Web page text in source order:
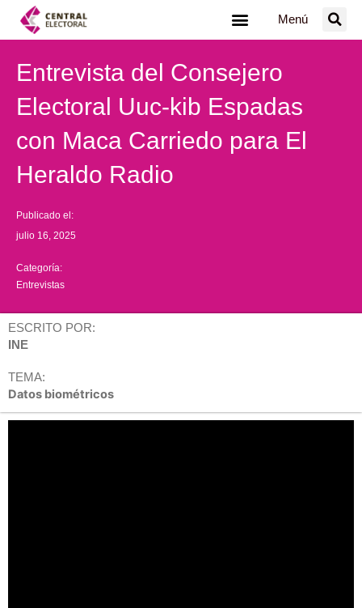
Menú
Entrevista del Consejero
Electoral Uuc-kib Espadas
con Maca Carriedo para El
Heraldo Radio
Publicado el:
julio 16, 2025
Categoría:
Entrevistas
ESCRITO POR:
INE
TEMA:
Datos biométricos